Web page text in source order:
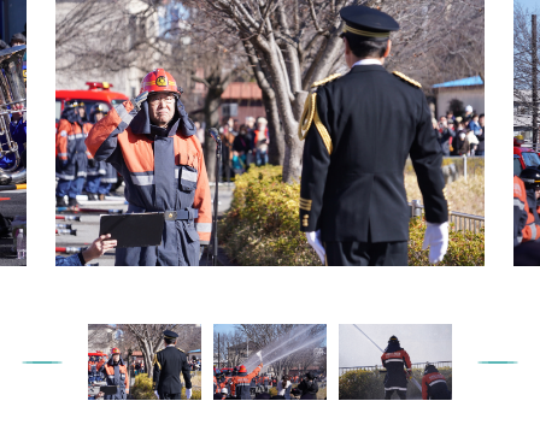
アクセス
ピックアップ
はじめての宇都宮
宇都宮市民ライター
記事
市民がおすすめ！餃
子店
撮影支援・
MICE